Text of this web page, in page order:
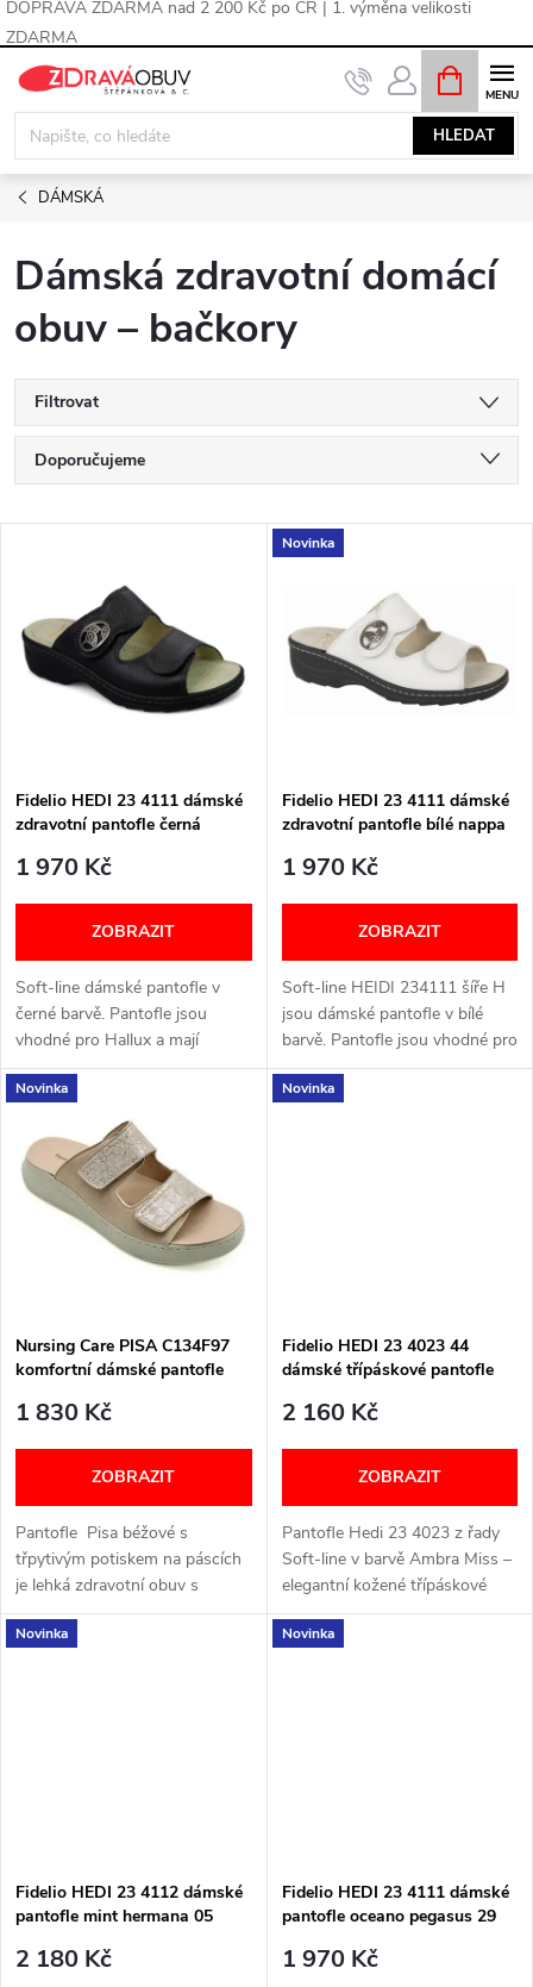
DOPRAVA ZDARMA nad 2 200 Kč po ČR | 1. výměna velikosti
ZDARMA
Přejít
obsah
HLEDAT
NÁKUPNÍ
KOŠÍK
DÁMSKÁ
Dámská zdravotní domácí
obuv – bačkory
Filtrovat
Ř
a
e
p
r
d
u
k
t
Doporučujeme
Nejprodávanější
Abecedně
ý
p
s
p
r
o
d
u
k
t
Fidelio HEDI 23 4111 dámské
zdravotní pantofle černá
1 970 Kč
ZOBRAZIT
Soft-line dámské pantofle v
černé barvě. Pantofle jsou
vhodné pro Hallux a mají
vyjímatelnou stélku. Šířka: H
Velikostní tabulka níže v textu
Novinka
Fidelio HEDI 23 4111 dámské
zdravotní pantofle bílé nappa
1 970 Kč
ZOBRAZIT
Soft-line HEIDI 234111 šíře H
jsou dámské pantofle v bílé
barvě. Pantofle jsou vhodné pro
Hallux a mají vyjímatelnou
stélku. Šířka: H Velikostní
Novinka
Nursing Care PISA C134F97
komfortní dámské pantofle
1 830 Kč
ZOBRAZIT
Pantofle Pisa béžové s
třpytivým potiskem na páscích
je lehká zdravotní obuv s
anatomickou stélkou,
prodyšnou podšívkou. Nanártu
Novinka
Fidelio HEDI 23 4023 44
dámské třípáskové pantofle
2 160 Kč
ZOBRAZIT
Pantofle Hedi 23 4023 z řady
Soft‑line v barvě Ambra Miss –
elegantní kožené třípáskové
pantofle s měkkými materiály
pro maximální pohodlí a
Novinka
Fidelio HEDI 23 4112 dámské
pantofle mint hermana 05
2 180 Kč
Novinka
Fidelio HEDI 23 4111 dámské
pantofle oceano pegasus 29
1 970 Kč